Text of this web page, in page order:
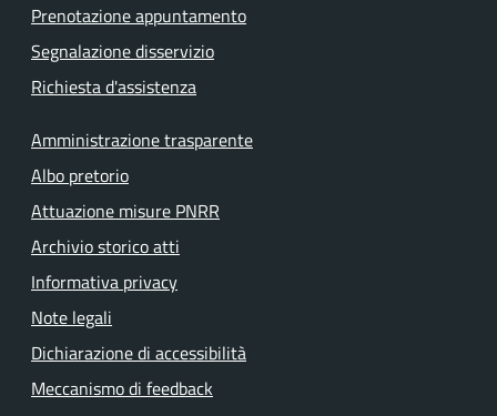
Prenotazione appuntamento
Segnalazione disservizio
Richiesta d'assistenza
Amministrazione trasparente
Albo pretorio
Attuazione misure PNRR
Archivio storico atti
Informativa privacy
Note legali
Dichiarazione di accessibilità
Meccanismo di feedback